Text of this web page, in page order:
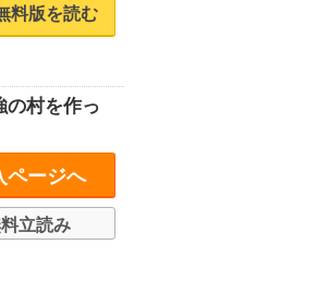
料版を読む
の村を作っ
ページへ
立読み